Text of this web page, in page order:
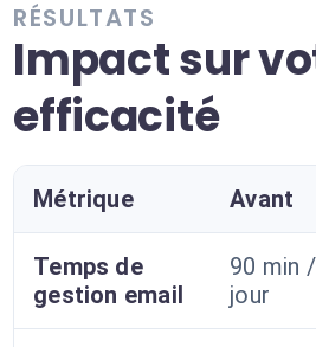
RÉSULTATS
Impact sur
efficacité
Métrique Avant
Temps de
gestion email
90 min /
jour